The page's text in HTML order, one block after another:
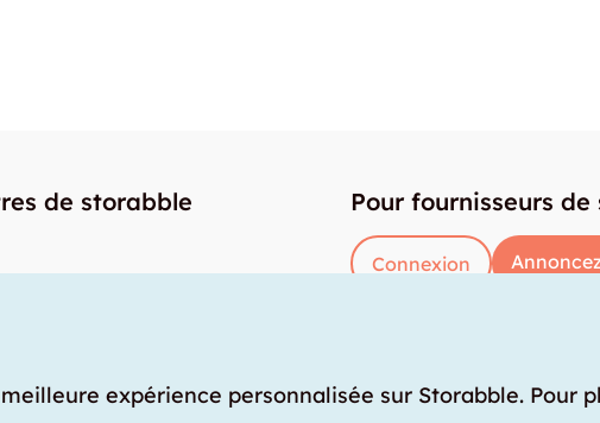
de storabble
est le tarif moyen d'un garde-meuble?
Pour fournisseurs
Connexion
expérience personnalisée sur Storabble. Pour